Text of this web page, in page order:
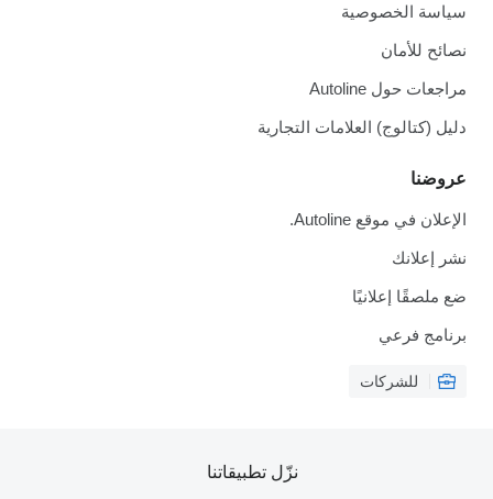
سياسة الخصوصية
نصائح للأمان
مراجعات حول Autoline
دليل (كتالوج) العلامات التجارية
عروضنا
الإعلان في موقع Autoline.
نشر إعلانك
ضع ملصقًا إعلانيًا
برنامج فرعي
للشركات
نزّل تطبيقاتنا